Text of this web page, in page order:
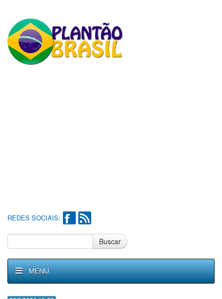
REDES SOCIAIS:
Buscar
MENU